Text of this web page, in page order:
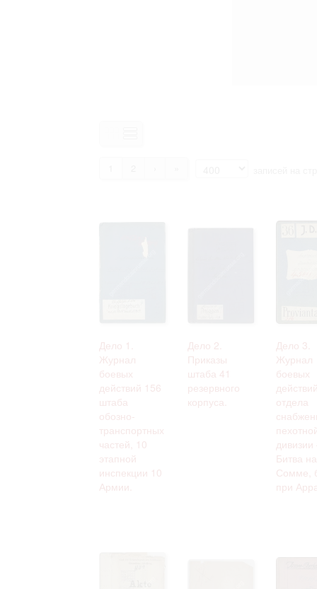
Дело 1.
Журнал
боевых
действий 156
штаба
обозно-
транспортных
частей, 10
этапной
инспекции 10
Армии.
Дело 2.
Приказы
штаба 41
резервного
корпуса.
Дело 3.
Журнал
боевых
отдела
дивизии
Битва на
Сомме,
при